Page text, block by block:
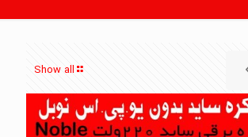
Show all